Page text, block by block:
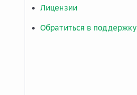
Лицензии
Обратиться в поддержку